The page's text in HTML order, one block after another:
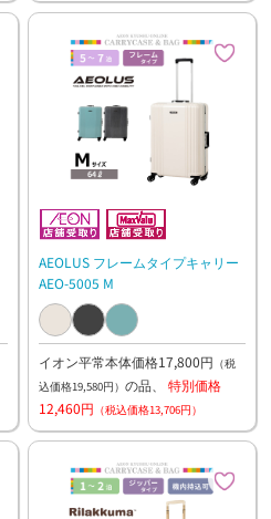
AEOLUS フレームタイプキャリー
AEO-5005 M
イオン平常本体価格17,800円 （税
込価格19,580円） の品、 特別価格
12,460円 （税込価格13,706円）